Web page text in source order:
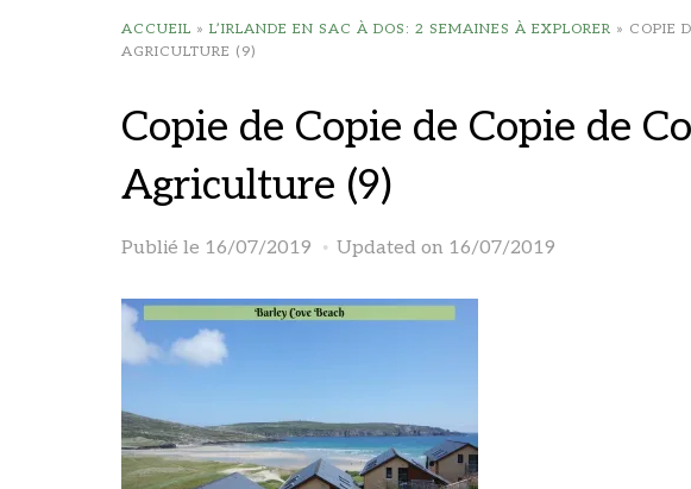
ACCUEIL » L’IRLANDE EN SAC À DOS: 2 SEMAINES À EXPLORER » COPIE
AGRICULTURE (9)
Copie de Copie de Copie de
Agriculture (9)
Publié le 16/07/2019 Updated on 16/07/2019